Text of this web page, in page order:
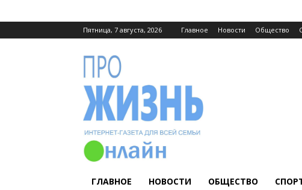
Пятница, 7 августа, 2026 Главное Новости Общество
ГЛАВНОЕ НОВОСТИ ОБЩЕСТВО